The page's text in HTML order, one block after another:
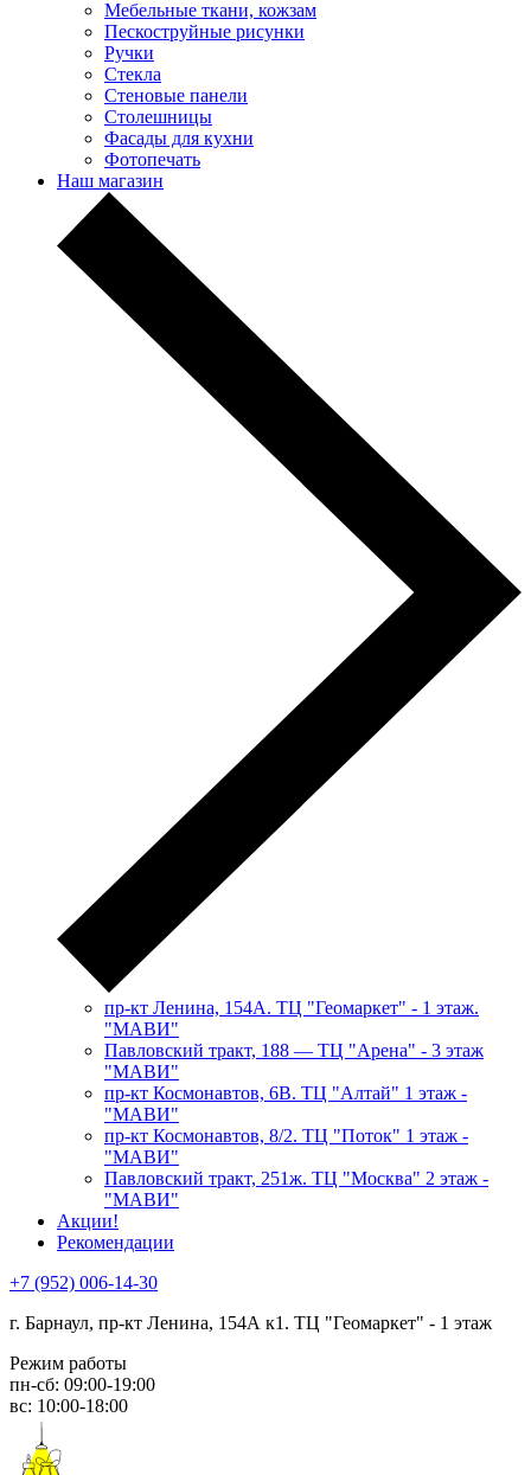
Мебельные ткани, кожзам
Пескоструйные рисунки
Ручки
Стекла
Стеновые панели
Столешницы
Фасады для кухни
Фотопечать
Наш магазин
пр-кт Ленина, 154А. ТЦ "Геомаркет" - 1 этаж.
"МАВИ"
​Павловский тракт, 188 — ТЦ "Арена" - 3 этаж
"МАВИ"
пр-кт Космонавтов, 6В. ТЦ "Алтай" 1 этаж -
"МАВИ"
пр-кт Космонавтов, 8/2. ТЦ "Поток" 1 этаж -
"МАВИ"
Павловский тракт, 251ж. ТЦ "Москва" 2 этаж -
"МАВИ"
Акции!
Рекомендации
+7 (952) 006-14-30
г. Барнаул, пр-кт Ленина, 154А к1. ТЦ "Геомаркет" - 1 этаж
Режим работы
пн-сб: 09:00-19:00
вс: 10:00-18:00